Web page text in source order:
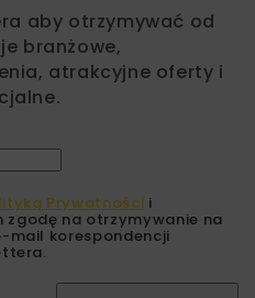
aby otrzymywać od
branżowe,
atrakcyjne oferty i
Prywatności i
zgodę na otrzymywanie na
mail korespondencji